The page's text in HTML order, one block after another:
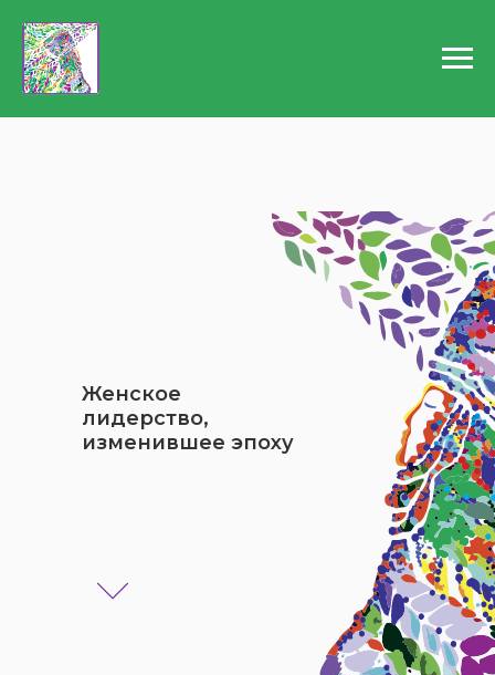
Женское
лидерство,
изменившее эпоху